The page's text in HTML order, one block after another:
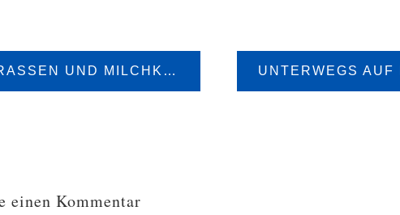
VON MILCHSTRASSEN UND MILCHKÜHEN
einen Kommentar